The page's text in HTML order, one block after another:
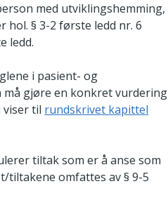
med utviklingshemming,
§ 3-2 første ledd nr. 6
ledd.
i pasient- og
gjøre en konkret vurdering
viser til rundskrivet kapittel
tiltak som er å anse som
tiltakene omfattes av § 9-5